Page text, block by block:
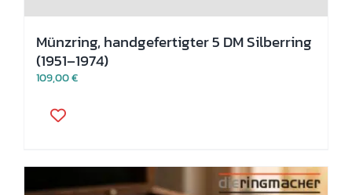
Münzring, handgefertigter 5 DM Silberring
(1951–1974)
109,00€
Produkt
Die